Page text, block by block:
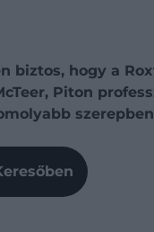
biztos, hogy a
Piton